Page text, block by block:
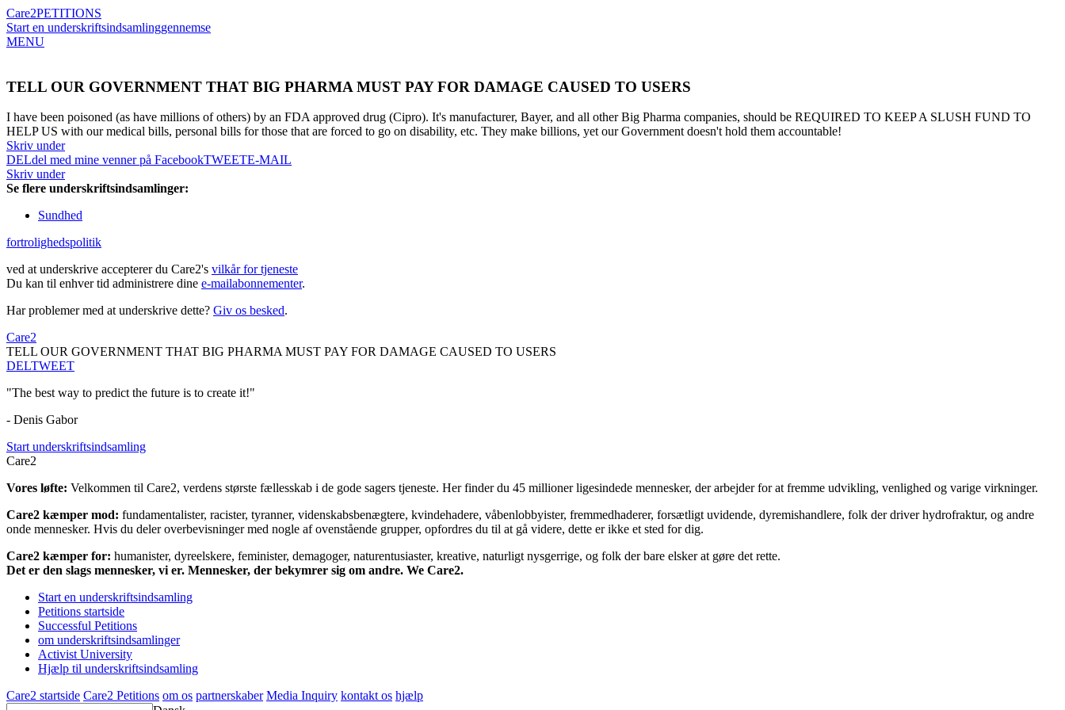
Care2PETITIONS
Start en underskriftsindsamlinggennemse
MENU
TELL OUR GOVERNMENT THAT BIG PHARMA MUST PAY FOR DAMAGE CAUSED TO USERS
I have been poisoned (as have millions of others) by an FDA approved drug (Cipro). It's manufacturer, Bayer, and all other Big Pharma companies, should be REQUIRED TO KEEP A SLUSH FUND TO
HELP US with our medical bills, personal bills for those that are forced to go on disability, etc. They make billions, yet our Government doesn't hold them accountable!
Skriv under
DELdel med mine venner på FacebookTWEETE-MAIL
Skriv under
Se flere underskriftsindsamlinger:
Sundhed
fortrolighedspolitik
ved at underskrive accepterer du Care2's vilkår for tjeneste
Du kan til enhver tid administrere dine e-mailabonnementer.
Har problemer med at underskrive dette? Giv os besked.
Care2
TELL OUR GOVERNMENT THAT BIG PHARMA MUST PAY FOR DAMAGE CAUSED TO USERS
DELTWEET
"The best way to predict the future is to create it!"
- Denis Gabor
Start underskriftsindsamling
Care2
Vores løfte: Velkommen til Care2, verdens største fællesskab i de gode sagers tjeneste. Her finder du 45 millioner ligesindede mennesker, der arbejder for at fremme udvikling, venlighed og varige virkninger.
Care2 kæmper mod: fundamentalister, racister, tyranner, videnskabsbenægtere, kvindehadere, våbenlobbyister, fremmedhaderer, forsætligt uvidende, dyremishandlere, folk der driver hydrofraktur, og andre
onde mennesker. Hvis du deler overbevisninger med nogle af ovenstående grupper, opfordres du til at gå videre, dette er ikke et sted for dig.
Care2 kæmper for: humanister, dyreelskere, feminister, demagoger, naturentusiaster, kreative, naturligt nysgerrige, og folk der bare elsker at gøre det rette.
Det er den slags mennesker, vi er. Mennesker, der bekymrer sig om andre. We Care2.
Start en underskriftsindsamling
Petitions startside
Successful Petitions
om underskriftsindsamlinger
Activist University
Hjælp til underskriftsindsamling
Care2 startside Care2 Petitions om os partnerskaber Media Inquiry kontakt os hjælp